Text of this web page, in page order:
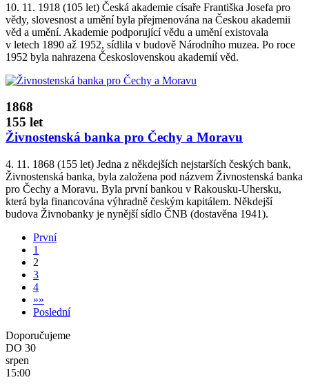
10. 11. 1918 (105 let) Česká akademie císaře Františka Josefa pro
vědy, slovesnost a umění byla přejmenována na Českou akademii
věd a umění. Akademie podporující vědu a umění existovala
v letech 1890 až 1952, sídlila v budově Národního muzea. Po roce
1952 byla nahrazena Československou akademií věd.
1868
155 let
Živnostenská banka pro Čechy a Moravu
4. 11. 1868 (155 let) Jedna z někdejších nejstarších českých bank,
Živnostenská banka, byla založena pod názvem Živnostenská banka
pro Čechy a Moravu. Byla první bankou v Rakousku­‑Uhersku,
která byla financována výhradně českým kapitálem. Někdejší
budova Živnobanky je nynější sídlo ČNB (dostavěna 1941).
První
1
2
3
4
»»
Poslední
Doporučujeme
DO 30
srpen
15:00